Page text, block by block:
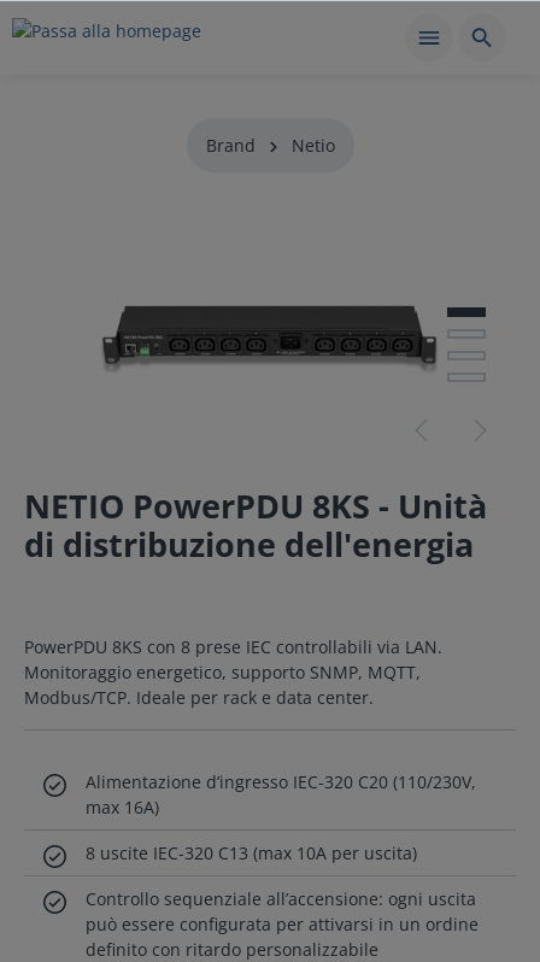
Brand Netio
NETIO PowerPDU 8KS - Unità
di distribuzione dell'energia
PowerPDU 8KS con 8 prese IEC controllabili via LAN.
Monitoraggio energetico, supporto SNMP, MQTT,
Modbus/TCP. Ideale per rack e data center.
Alimentazione d’ingresso IEC-320 C20 (110/230V,
max 16A)
8 uscite IEC-320 C13 (max 10A per uscita)
Controllo sequenziale all’accensione: ogni uscita
può essere configurata per attivarsi in un ordine
definito con ritardo personalizzabile